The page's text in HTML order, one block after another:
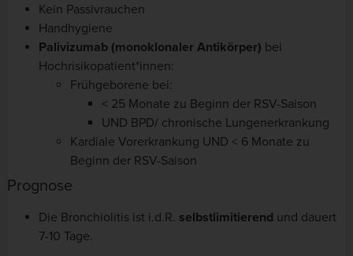
Kein Passivrauchen
Handhygiene
Palivizumab (monoklonaler Antikörper) bei
Hochrisikopatient*innen:
Frühgeborene bei:
< 25 Monate zu Beginn der RSV-Saison
UND BPD/ chronische Lungenerkrankung
Kardiale Vorerkrankung UND < 6 Monate zu
Beginn der RSV-Saison
Prognose
Die Bronchiolitis ist i.d.R. selbstlimitierend und dauert
7-10 Tage.